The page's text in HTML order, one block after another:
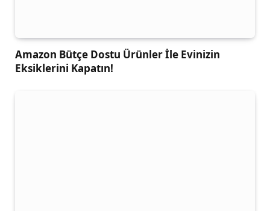
Amazon Bütçe Dostu Ürünler İle Evinizin
Eksiklerini Kapatın!